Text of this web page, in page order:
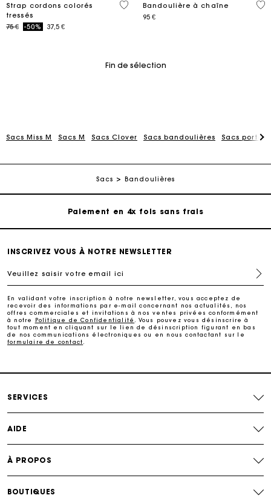
Strap cordons colorés
tressés
Price reduced from
75 €to-50% 37,5 €
3,8 out of 5 Customer Rating
Bandoulière à chaîne
95 €
5
Fin de sélection
Sacs Miss M Sacs M Sacs Clover Sacs bandoulières Sacs porté
Sacs Bandoulières
Carte Cadeau Maje : la meilleure façon d'offrir le
Livraison à domicile offerte sous 2 à 3 jours ouvrés.
Paiement en 4x fois sans frais
Echanges & Retours offerts
Carte Cadeau Maje : la meilleure façon d'offrir le
cadeau parfait
Livraison à domicile offerte sous 2 à 3 jours ouvrés.
Echanges & Retours offerts
Carte Cadeau Maje : la meilleure façon d'offrir le
INSCRIVEZ VOUS À NOTRE NEWSLETTER
Veuillez saisir votre email ici
En validant votre inscription à notre newsletter, vous acceptez de
recevoir des informations par e-mail concernant nos actualités, nos
offres commerciales et invitations à nos ventes privées conformément
à notre
Politique de Confidentialité . Vous pouvez vous désinscrire à
tout moment en cliquant sur le lien de désinscription figurant en bas
de nos communications électroniques ou en nous contactant sur le
formulaire de contact.
SERVICES
AIDE
À PROPOS
BOUTIQUES